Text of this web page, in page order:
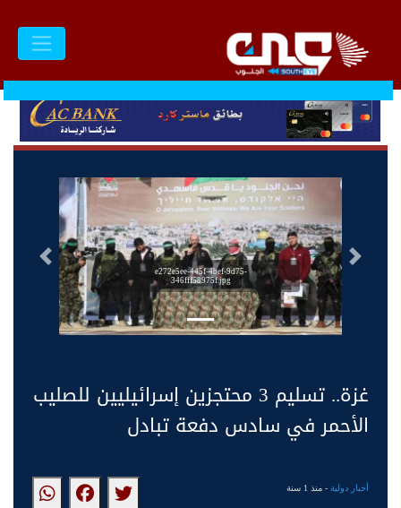
e272e5ee-445f-4bef-9d75-
346fff58975f.jpg
التالى السابق
غزة.. تسليم 3 محتجزين إسرائيليين للصليب
الأحمر في سادس دفعة تبادل
أخبار دولية- منذ 1 سنة